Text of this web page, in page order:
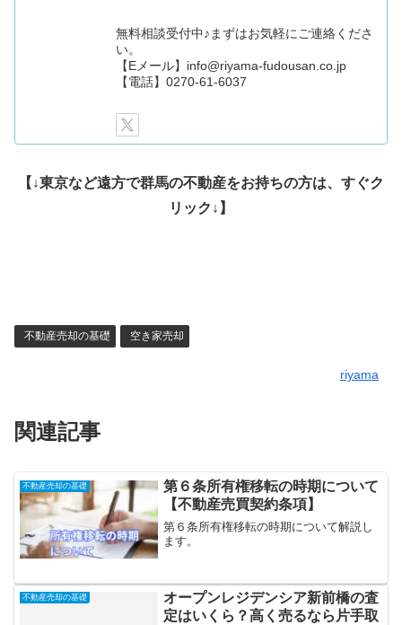
無料相談受付中♪まずはお気軽にご連絡くださ
い。
【Eメール】info@riyama-fudousan.co.jp
【電話】0270-61-6037
【↓東京など遠方で群馬の不動産をお持ちの方は、すぐク
リック↓】
不動産売却の基礎 空き家売却
riyama
関連記事
不動産売却の基礎
第６条所有権移転の時期について
【不動産売買契約条項】
第６条所有権移転の時期について解説し
ます。
不動産売却の基礎
オープンレジデンシア新前橋の査
定はいくら？高く売るなら片手取